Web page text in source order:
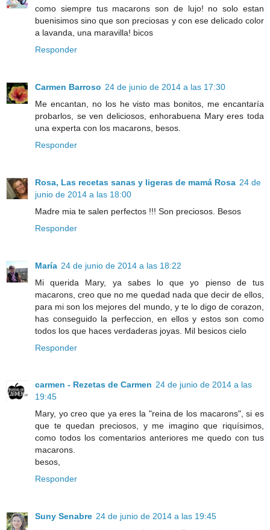
como siempre tus macarons son de lujo! no solo estan
buenisimos sino que son preciosas y con ese delicado color
a lavanda, una maravilla! bicos
Responder
Carmen Barroso 24 de junio de 2014 a las 17:30
Me encantan, no los he visto mas bonitos, me encantaría
probarlos, se ven deliciosos, enhorabuena Mary eres toda
una experta con los macarons, besos.
Responder
Rosa, Las recetas sanas y ligeras de mamá Rosa 24 de
junio de 2014 a las 18:00
Madre mia te salen perfectos !!! Son preciosos. Besos
Responder
María 24 de junio de 2014 a las 18:22
Mi querida Mary, ya sabes lo que yo pienso de tus
macarons, creo que no me quedad nada que decir de ellos,
para mi son los mejores del mundo, y te lo digo de corazon,
has conseguido la perfeccion, en ellos y estos son como
todos los que haces verdaderas joyas. Mil besicos cielo
Responder
carmen - Rezetas de Carmen 24 de junio de 2014 a las
19:45
Mary, yo creo que ya eres la "reina de los macarons", si es
que te quedan preciosos, y me imagino que riquísimos,
como todos los comentarios anteriores me quedo con tus
macarons.
besos,
Responder
Suny Senabre 24 de junio de 2014 a las 19:45